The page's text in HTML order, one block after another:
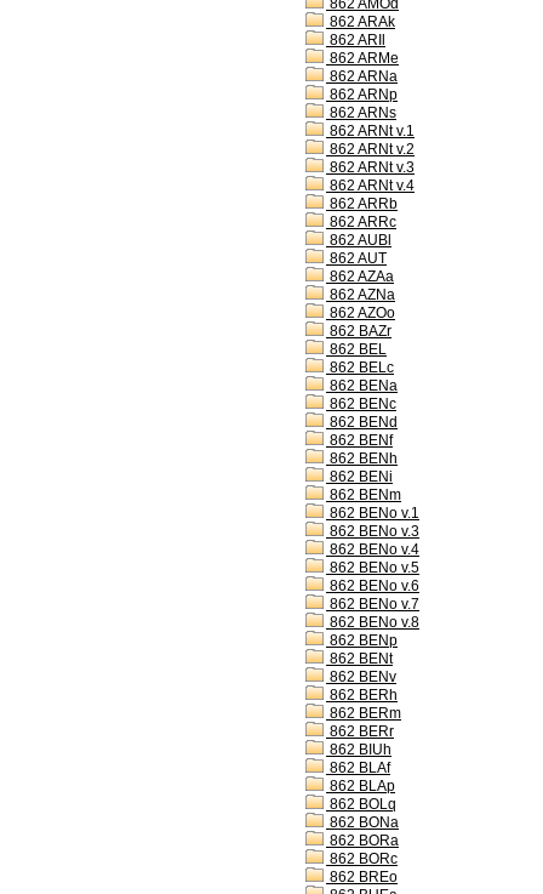
862 AMOd
862 ARAk
862 ARIl
862 ARMe
862 ARNa
862 ARNp
862 ARNs
862 ARNt v.1
862 ARNt v.2
862 ARNt v.3
862 ARNt v.4
862 ARRb
862 ARRc
862 AUBl
862 AUT
862 AZAa
862 AZNa
862 AZOo
862 BAZr
862 BEL
862 BELc
862 BENa
862 BENc
862 BENd
862 BENf
862 BENh
862 BENi
862 BENm
862 BENo v.1
862 BENo v.3
862 BENo v.4
862 BENo v.5
862 BENo v.6
862 BENo v.7
862 BENo v.8
862 BENp
862 BENt
862 BENv
862 BERh
862 BERm
862 BERr
862 BIUh
862 BLAf
862 BLAp
862 BOLq
862 BONa
862 BORa
862 BORc
862 BREo